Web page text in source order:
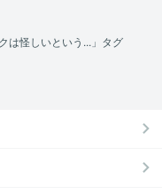
は怪しいという...」タグ